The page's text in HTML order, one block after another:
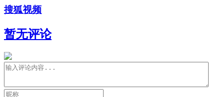
搜狐视频
暂无评论